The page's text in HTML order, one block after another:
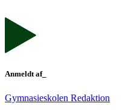
Anmeldt af_
Gymnasieskolen Redaktion